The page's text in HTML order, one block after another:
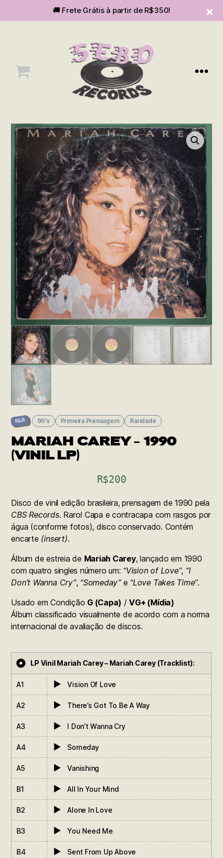
🚚 Frete Grátis à partir de R$350!
R&B 90's Primeira Prensagem Raridade
MARIAH CAREY – 1990
(VINIL LP)
R$200
Disco de vinil edição brasileira, prensagem de 1990 pela
CBS Records. Raro! Capa e contracapa com rasgos por
água (conforme fotos), disco conservado. Contém
encarte (insert).
Álbum de estreia de Mariah Carey, lançado em 1990
com quatro singles número um: “Vision of Love”, “I
Don’t Wanna Cry”, “Someday”e “Love Takes Time”.
Usado em Condição G (Capa) /VG+ (Mídia)
Álbum classificado visualmente de acordo com a norma
internacional de avaliação de discos.
LP Vinil Mariah Carey – Mariah Carey (Tracklist):
A1 ▶ Vision Of Love
A2 ▶ There’s Got To Be A Way
A3 ▶ I Don’t Wanna Cry
A4 ▶ Someday
A5 ▶ Vanishing
B1 ▶ All In Your Mind
B2 ▶ Alone In Love
B3 ▶ You Need Me
B4 ▶ Sent From Up Above